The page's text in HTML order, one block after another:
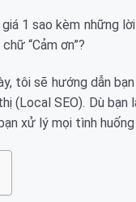
1 sao kèm những
“Cảm ơn”?
tôi sẽ hướng dẫn
(Local SEO). Dù
xử lý mọi tình